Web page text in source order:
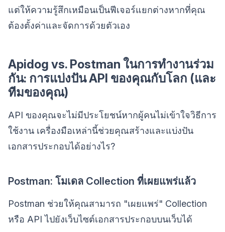
แต่ให้ความรู้สึกเหมือนเป็นฟีเจอร์แยกต่างหากที่คุณ
ต้องตั้งค่าและจัดการด้วยตัวเอง
Apidog vs. Postman ในการทำงานร่วม
กัน: การแบ่งปัน API ของคุณกับโลก (และ
ทีมของคุณ)
API ของคุณจะไม่มีประโยชน์หากผู้คนไม่เข้าใจวิธีการ
ใช้งาน เครื่องมือเหล่านี้ช่วยคุณสร้างและแบ่งปัน
เอกสารประกอบได้อย่างไร?
Postman: โมเดล Collection ที่เผยแพร่แล้ว
Postman ช่วยให้คุณสามารถ "เผยแพร่" Collection
หรือ API ไปยังเว็บไซต์เอกสารประกอบบนเว็บได้